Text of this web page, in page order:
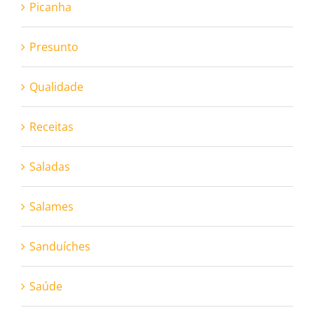
Picanha
Presunto
Qualidade
Receitas
Saladas
Salames
Sanduíches
Saúde